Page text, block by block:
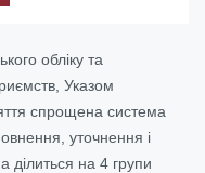
обліку та
Указом
спрощена система
уточнення і
ділиться на 4 групи